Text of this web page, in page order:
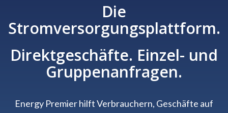
Die
Stromversorgungsplattform.
Direktgeschäfte. Einzel- und
Gruppenanfragen.
Energy Premier hilft Verbrauchern, Geschäfte auf